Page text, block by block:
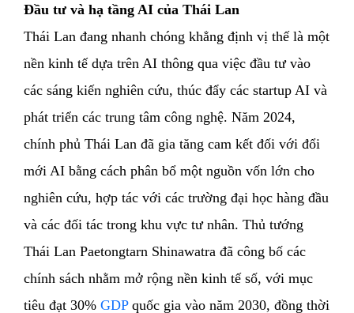
Đầu tư và hạ tầng AI của Thái Lan
Thái Lan đang nhanh chóng khẳng định vị thế là một
nền kinh tế dựa trên AI thông qua việc đầu tư vào
các sáng kiến nghiên cứu, thúc đẩy các startup AI và
phát triển các trung tâm công nghệ. Năm 2024,
chính phủ Thái Lan đã gia tăng cam kết đối với đổi
mới AI bằng cách phân bổ một nguồn vốn lớn cho
nghiên cứu, hợp tác với các trường đại học hàng đầu
và các đối tác trong khu vực tư nhân. Thủ tướng
Thái Lan Paetongtarn Shinawatra đã công bố các
chính sách nhằm mở rộng nền kinh tế số, với mục
tiêu đạt 30%GDPquốc gia vào năm 2030, đồng thời